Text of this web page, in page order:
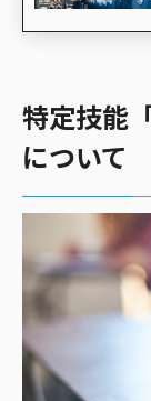
特定技能
について